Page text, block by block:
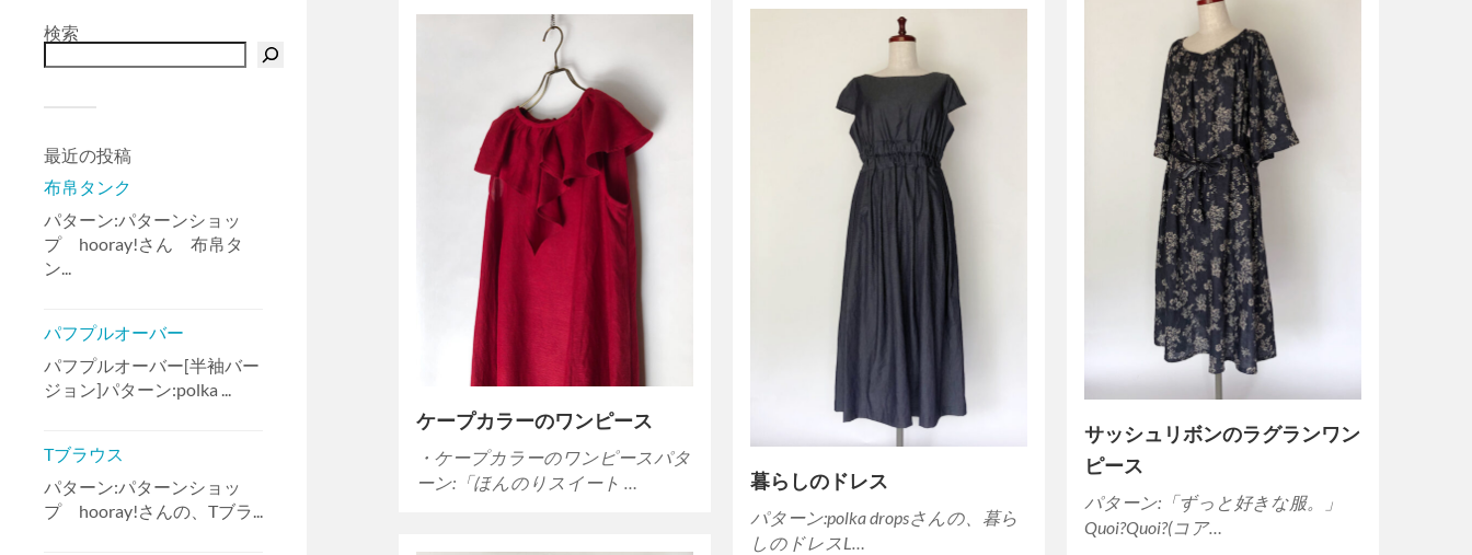
検索
最近の投稿
布帛タンク
パターン:パターンショッ
プ hooray!さん 布帛タ
ン...
パフプルオーバー
パフプルオーバー[半袖バー
ジョン]パターン:polka ...
Tブラウス
パターン:パターンショッ
プ hooray!さんの、Tブラ...
サッシュリボンのラグランワン
ピース
パターン:「ずっと好きな服。」
Quoi?Quoi?(コア…
暮らしのドレス
パターン:polka dropsさんの、暮ら
しのドレスL…
ケープカラーのワンピース
・ケープカラーのワンピースパタ
ーン:「ほんのりスイート …